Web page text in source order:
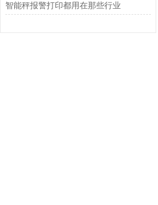
智能秤报警打印都用在那些行业